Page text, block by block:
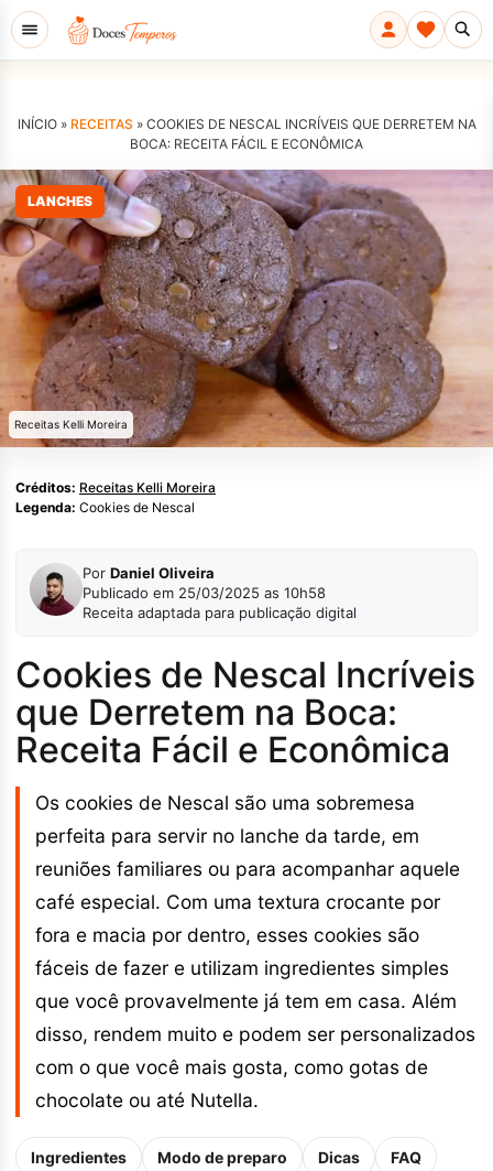
INÍCIO » RECEITAS » COOKIES DE NESCAL INCRÍVEIS QUE DERRETEM NA
BOCA: RECEITA FÁCIL E ECONÔMICA
LANCHES
Receitas Kelli Moreira
Créditos: Receitas Kelli Moreira
Legenda: Cookies de Nescal
Por Daniel Oliveira
Publicado em 25/03/2025 as 10h58
Receita adaptada para publicação digital
Cookies de Nescal Incríveis
que Derretem na Boca:
Receita Fácil e Econômica
Os cookies de Nescal são uma sobremesa
perfeita para servir no lanche da tarde, em
reuniões familiares ou para acompanhar aquele
café especial. Com uma textura crocante por
fora e macia por dentro, esses cookies são
fáceis de fazer e utilizam ingredientes simples
que você provavelmente já tem em casa. Além
disso, rendem muito e podem ser personalizados
com o que você mais gosta, como gotas de
chocolate ou até Nutella.
Ingredientes Modo de preparo Dicas FAQ